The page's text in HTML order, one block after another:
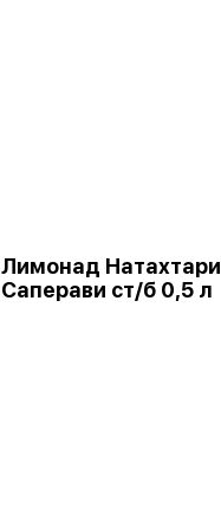
Лимонад Натахтари
Саперави ст/б 0,5 л